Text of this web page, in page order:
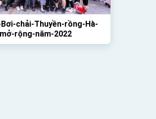
Bơi-chải-Thuyền-rồng-Hà-
rộng-năm-2022